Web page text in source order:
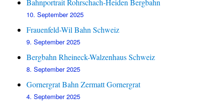
10. September 2025
Frauenfeld-Wil Bahn Schweiz
9. September 2025
Bergbahn Rheineck-Walzenhaus Schweiz
8. September 2025
Gornergrat Bahn Zermatt Gornergrat
4. September 2025